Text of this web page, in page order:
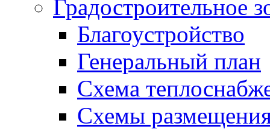
Градостроительное
Благоустройство
Генеральный план
Схема
Схемы